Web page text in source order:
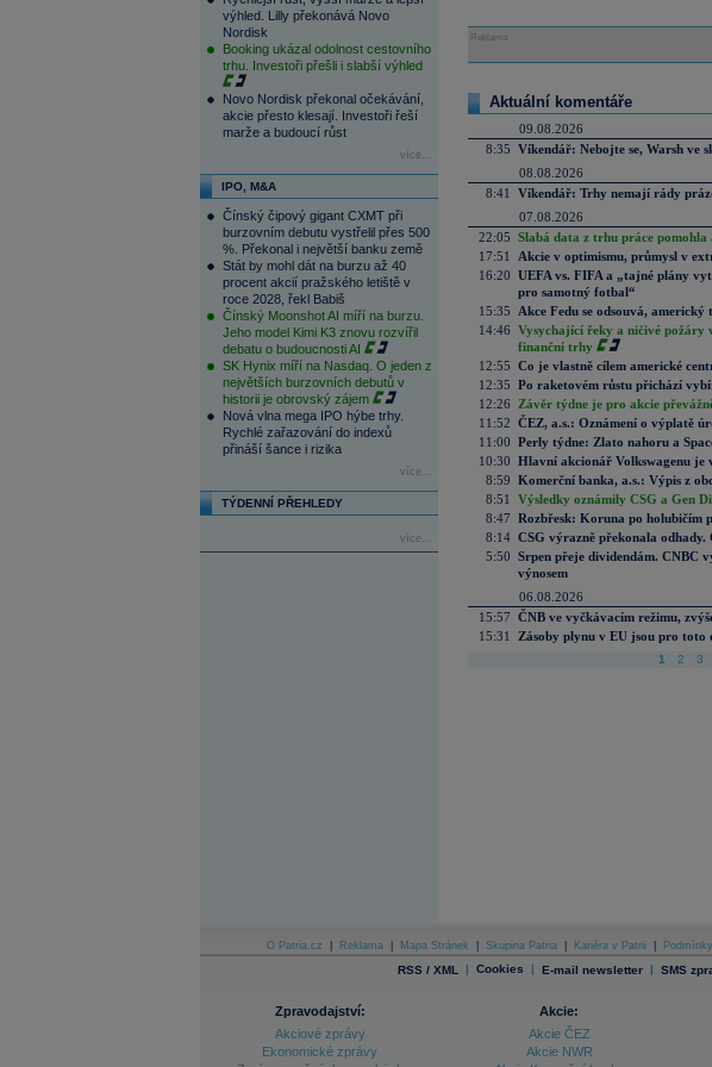
výhled. Lilly překonává Novo
Nordisk
Booking ukázal odolnost cestovního
trhu. Investoři přešli i slabší výhled
Novo Nordisk překonal očekávání,
akcie přesto klesají. Investoři řeší
marže a budoucí růst
více...
IPO, M&A
Čínský čipový gigant CXMT při
burzovním debutu vystřelil přes 500
%. Překonal i největší banku země
Stát by mohl dát na burzu až 40
procent akcií pražského letiště v
roce 2028, řekl Babiš
Čínský Moonshot AI míří na burzu.
Jeho model Kimi K3 znovu rozvířil
debatu o budoucnosti AI
SK Hynix míří na Nasdaq. O jeden z
největších burzovních debutů v
historii je obrovský zájem
Nová vlna mega IPO hýbe trhy.
Rychlé zařazování do indexů
přináší šance i rizika
více...
TÝDENNÍ PŘEHLEDY
více...
Reklama
Aktuální komentáře
09.08.2026
8:35 Víkendář: Nebojte se, Warsh ve
08.08.2026
8:41
Víkendář: Trhy nemají rády
07.08.2026
22:05 Slabá data z trhu práce pomohla
17:51
Akcie v optimismu, průmysl v
16:20 UEFA vs. FIFA a „tajné plány
pro samotný fotbal“
15:35
Akce Fedu se odsouvá,
14:46 Vysychající řeky a ničivé
finanční trhy
12:55 Co je vlastně cílem americké
12:35 Po raketovém růstu přichází
12:26
Závěr týdne je pro akcie
11:52 ČEZ, a.s.: Oznámení o výplatě
11:00 Perly týdne: Zlato nahoru a
10:30 Hlavní akcionář Volkswagenu
8:59 Komerční banka, a.s.: Výpis z
8:51
Výsledky oznámily CSG a Gen
8:47 Rozbřesk: Koruna po holubičím
8:14 CSG výrazně překonala
5:50 Srpen přeje dividendám. CNBC
výnosem
06.08.2026
15:57 ČNB ve vyčkávacím režimu,
15:31
Zásoby plynu v EU jsou pro
1 2 3
O Patria.cz Reklama Mapa Stránek Skupina Patria Kariéra v Patrii
RSS / XML | Cookies | E-mail newsletter | SMS
Zpravodajství:
Akciové zprávy
Ekonomické zprávy
Akcie:
Akcie ČEZ
Akcie NWR